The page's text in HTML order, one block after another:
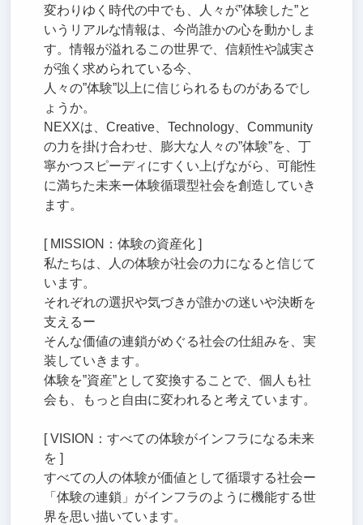
変わりゆく時代の中でも、人々が”体験した”と
いうリアルな情報は、今尚誰かの心を動かしま
す。情報が溢れるこの世界で、信頼性や誠実さ
が強く求められている今、
人々の”体験”以上に信じられるものがあるでし
ょうか。
NEXXは、Creative、Technology、Community
の力を掛け合わせ、膨大な人々の”体験”を、丁
寧かつスピーディにすくい上げながら、可能性
に満ちた未来ー体験循環型社会を創造していき
ます。
[ MISSION：体験の資産化 ]
私たちは、人の体験が社会の力になると信じて
います。
それぞれの選択や気づきが誰かの迷いや決断を
支えるー
そんな価値の連鎖がめぐる社会の仕組みを、実
装していきます。
体験を”資産”として変換することで、個人も社
会も、もっと自由に変われると考えています。
[ VISION：すべての体験がインフラになる未来
を ]
すべての人の体験が価値として循環する社会ー
「体験の連鎖」がインフラのように機能する世
界を思い描いています。